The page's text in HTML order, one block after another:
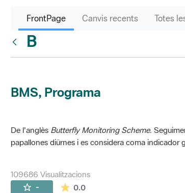
FrontPage Canvis recents Totes
B
BMS, Programa
De l'anglès Butterfly Monitoring Scheme.
papallones diürnes i es considera coma indicador
109686 Visualitzacions
- 0.0La mitjana de les valoracions